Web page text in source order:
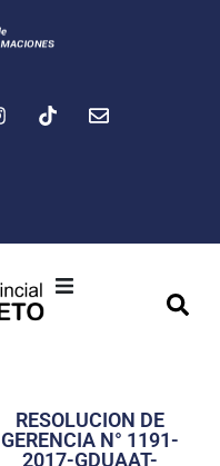
Transparencia
RESOLUCION DE
GERENCIA N° 1191-
2017-GDUAAT-